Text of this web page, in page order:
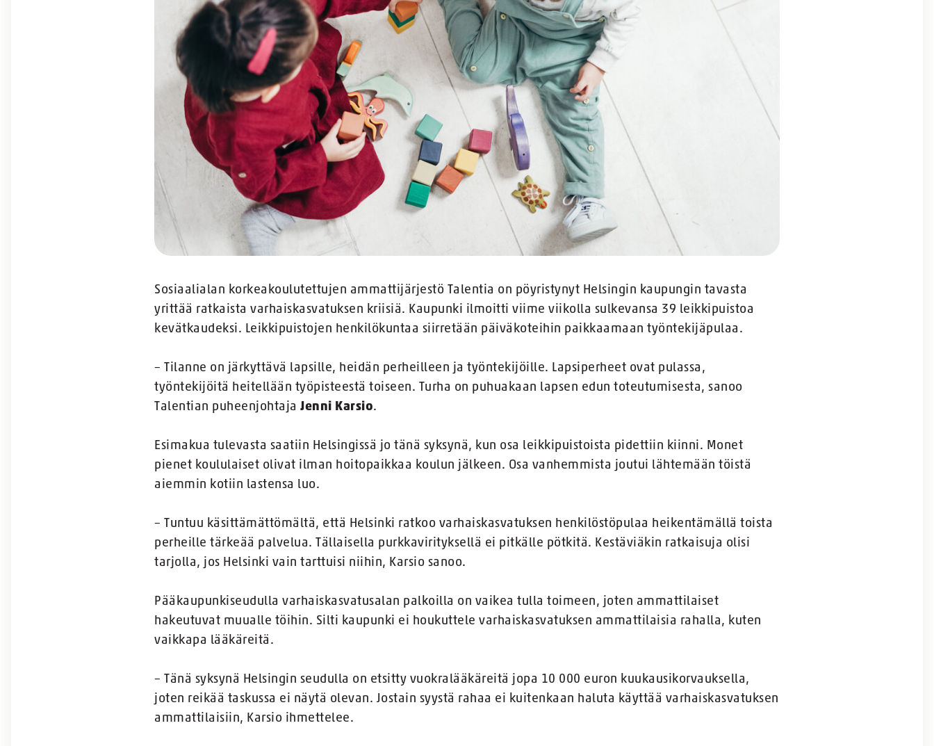
Sosiaalialan korkeakoulutettujen ammattijärjestö Talentia on pöyristynyt Helsingin kaupungin tavasta
yrittää ratkaista varhaiskasvatuksen kriisiä. Kaupunki ilmoitti viime viikolla sulkevansa 39 leikkipuistoa
kevätkaudeksi. Leikkipuistojen henkilökuntaa siirretään päiväkoteihin paikkaamaan työntekijäpulaa.
– Tilanne on järkyttävä lapsille, heidän perheilleen ja työntekijöille. Lapsiperheet ovat pulassa,
työntekijöitä heitellään työpisteestä toiseen. Turha on puhuakaan lapsen edun toteutumisesta, sanoo
Talentian puheenjohtaja Jenni Karsio.
Esimakua tulevasta saatiin Helsingissä jo tänä syksynä, kun osa leikkipuistoista pidettiin kiinni. Monet
pienet koululaiset olivat ilman hoitopaikkaa koulun jälkeen. Osa vanhemmista joutui lähtemään töistä
aiemmin kotiin lastensa luo.
– Tuntuu käsittämättömältä, että Helsinki ratkoo varhaiskasvatuksen henkilöstöpulaa heikentämällä toista
perheille tärkeää palvelua. Tällaisella purkkavirityksellä ei pitkälle pötkitä. Kestäviäkin ratkaisuja olisi
tarjolla, jos Helsinki vain tarttuisi niihin, Karsio sanoo.
Pääkaupunkiseudulla varhaiskasvatusalan palkoilla on vaikea tulla toimeen, joten ammattilaiset
hakeutuvat muualle töihin. Silti kaupunki ei houkuttele varhaiskasvatuksen ammattilaisia rahalla, kuten
vaikkapa lääkäreitä.
– Tänä syksynä Helsingin seudulla on etsitty vuokralääkäreitä jopa 10 000 euron kuukausikorvauksella,
joten reikää taskussa ei näytä olevan. Jostain syystä rahaa ei kuitenkaan haluta käyttää varhaiskasvatuksen
ammattilaisiin, Karsio ihmettelee.